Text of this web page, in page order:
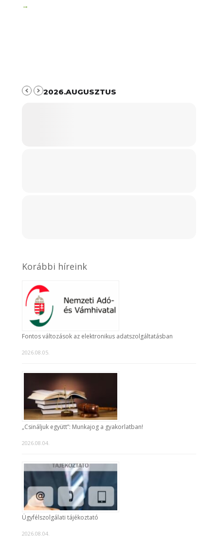
→
2026.AUGUSZTUS
Korábbi híreink
Fontos változások az elektronikus adatszolgáltatásban
2026.08.05.
„Csináljuk együtt”: Munkajog a gyakorlatban!
2026.08.04.
Ügyfélszolgálati tájékoztató
2026.08.04.